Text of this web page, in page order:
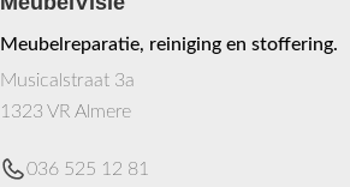
Meubelreparatie, reiniging en stoffering.
Musicalstraat 3a
1323 VR Almere
036 525 12 81